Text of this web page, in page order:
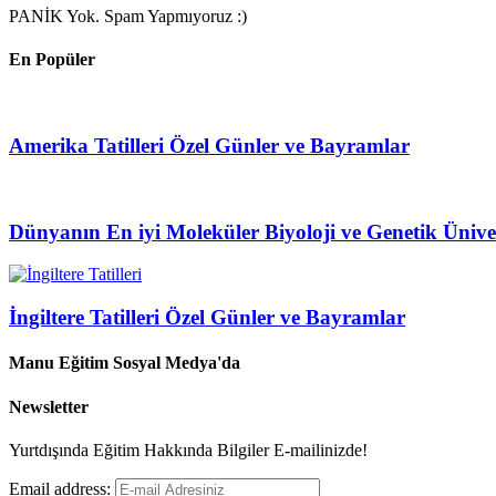
PANİK Yok. Spam Yapmıyoruz :)
En Popüler
Amerika Tatilleri Özel Günler ve Bayramlar
Dünyanın En iyi Moleküler Biyoloji ve Genetik
İngiltere Tatilleri Özel Günler ve Bayramlar
Manu Eğitim Sosyal Medya'da
Newsletter
Yurtdışında Eğitim Hakkında Bilgiler E-mailinizde!
Email address: